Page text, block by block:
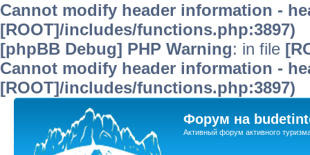
Cannot modify header information -
[ROOT]/includes/functions.php:3897)
[phpBB Debug] PHP Warning: in file
Cannot modify header information -
[ROOT]/includes/functions.php:3897)
Форум на
Активный форум активного